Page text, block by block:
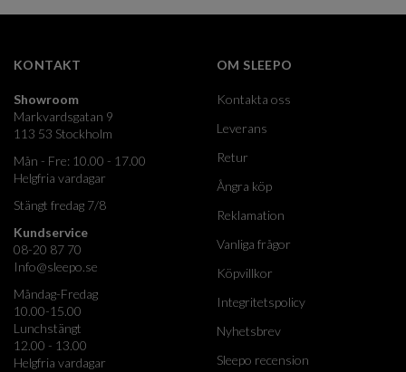
KONTAKT
Showroom
Markvardsgatan 9
113 53 Stockholm
Mån - Fre: 10.00 - 17.00
Helgfria vardagar
Stängt fredag 7/8
Kundservice
08-20 87 70
Info@sleepo.se
Måndag-Fredag
10.00-15.00
Lunchstängt
12.00 - 13.00
Helgfria vardagar
OM SLEEPO
Kontakta oss
Leverans
Retur
Ångra köp
Reklamation
Vanliga frågor
Köpvillkor
Integritetspolicy
Nyhetsbrev
Sleepo recension